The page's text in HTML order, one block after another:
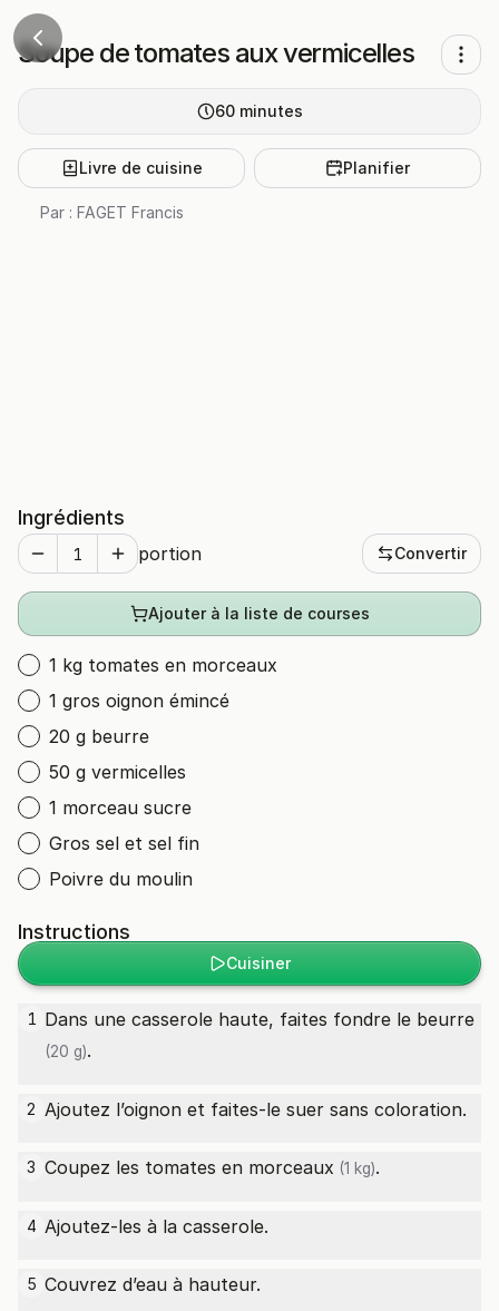
Soupe de tomates aux vermicelles
60 minutes
Livre de cuisine Planifier
Par : FAGET Francis
Ingrédients
portion Convertir
Ajouter à la liste de courses
1 kg tomates en morceaux
1 gros oignon émincé
20 g beurre
50 g vermicelles
1 morceau sucre
Gros sel et sel fin
Poivre du moulin
Instructions
Cuisiner
1 Dans une casserole haute, faites fondre le beurre
(20 g).
2 Ajoutez l’oignon et faites-le suer sans coloration.
3 Coupez les tomates en morceaux (1 kg).
4 Ajoutez-les à la casserole.
5 Couvrez d’eau à hauteur.